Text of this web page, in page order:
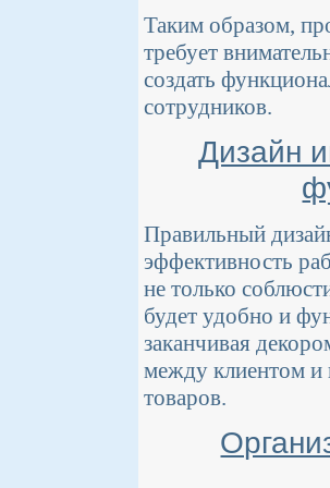
Таким образом,
требует
создать
сотрудников.
Дизайн
Правильный
эффективность
не только
будет удобно и
заканчивая
между клиентом и
товаров.